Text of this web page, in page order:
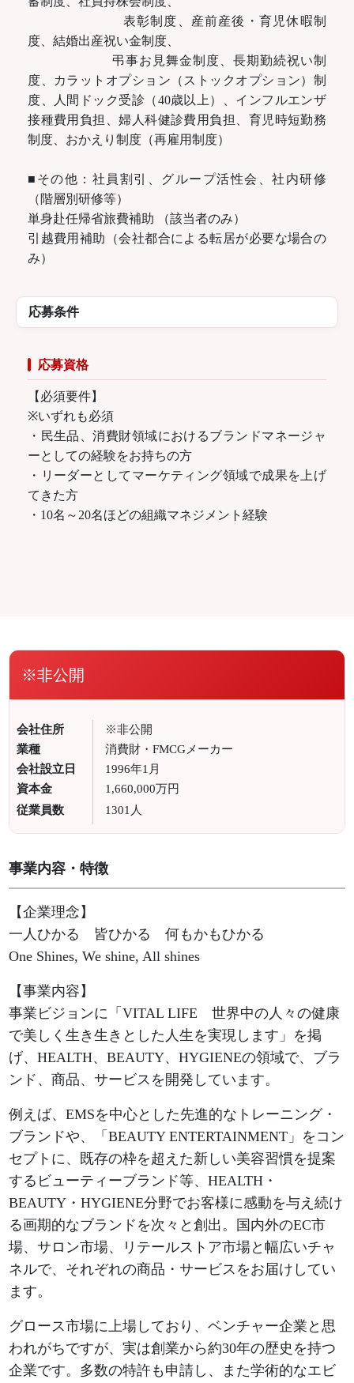
表彰制度、産前産後・育児休暇制
度、結婚出産祝い金制度、
弔事お見舞金制度、長期勤続祝い制
度、カラットオプション（ストックオプション）制
度、人間ドック受診（40歳以上）、インフルエンザ
接種費用負担、婦人科健診費用負担、育児時短勤務
制度、おかえり制度（再雇用制度）
■その他：社員割引、グループ活性会、社内研修
（階層別研修等）
単身赴任帰省旅費補助 （該当者のみ）
引越費用補助（会社都合による転居が必要な場合の
み）
応募条件
応募資格
【必須要件】
※いずれも必須
・民生品、消費財領域におけるブランドマネージャ
ーとしての経験をお持ちの方
・リーダーとしてマーケティング領域で成果を上げ
てきた方
・10名～20名ほどの組織マネジメント経験
※非公開
会社住所
※非公開
業種
消費財・FMCGメーカー
会社設立日
1996年1月
資本金
1,660,000万円
従業員数
1301人
事業内容・特徴
【企業理念】
一人ひかる 皆ひかる 何もかもひかる
One Shines, We shine, All shines
【事業内容】
事業ビジョンに「VITAL LIFE 世界中の人々の健康
で美しく生き生きとした人生を実現します」を掲
げ、HEALTH、BEAUTY、HYGIENEの領域で、ブラ
ンド、商品、サービスを開発しています。
例えば、EMSを中心とした先進的なトレーニング・
ブランドや、「BEAUTY ENTERTAINMENT」をコン
セプトに、既存の枠を超えた新しい美容習慣を提案
するビューティーブランド等、HEALTH・
BEAUTY・HYGIENE分野でお客様に感動を与え続け
る画期的なブランドを次々と創出。国内外のEC市
場、サロン市場、リテールストア市場と幅広いチャ
ネルで、それぞれの商品・サービスをお届けしてい
ます。
グロース市場に上場しており、ベンチャー企業と思
われがちですが、実は創業から約30年の歴史を持つ
企業です。多数の特許も申請し、また学術的なエビ